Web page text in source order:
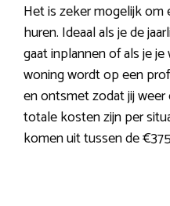
Het is zeker mogelijk om
huren. Ideaal als je de
gaat inplannen of als je
woning wordt op een
en ontsmet zodat jij
totale kosten zijn per
komen uit tussen de